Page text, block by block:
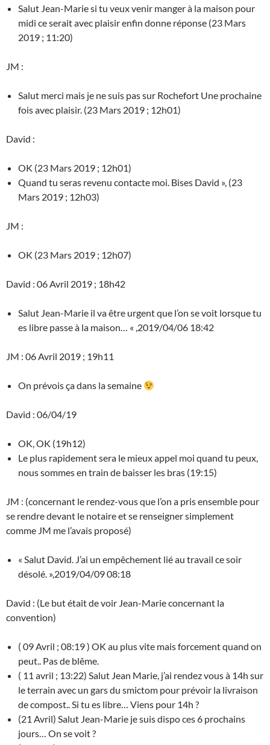
Salut Jean-Marie si tu veux venir manger à la maison pour
midi ce serait avec plaisir enfin donne réponse (23 Mars
2019 ; 11:20)
JM :
Salut merci mais je ne suis pas sur Rochefort Une prochaine
fois avec plaisir. (23 Mars 2019 ; 12h01)
David :
OK (23 Mars 2019 ; 12h01)
Quand tu seras revenu contacte moi. Bises David », (23
Mars 2019 ; 12h03)
JM :
OK (23 Mars 2019 ; 12h07)
David : 06 Avril 2019 ; 18h42
Salut Jean-Marie il va être urgent que l’on se voit lorsque tu
es libre passe à la maison… « ,2019/04/06 18:42
JM : 06 Avril 2019 ; 19h11
On prévois ça dans la semaine
David : 06/04/19
OK, OK (19h12)
Le plus rapidement sera le mieux appel moi quand tu peux,
nous sommes en train de baisser les bras (19:15)
JM : (concernant le rendez-vous que l’on a pris ensemble pour
se rendre devant le notaire et se renseigner simplement
comme JM me l’avais proposé)
« Salut David. J’ai un empêchement lié au travail ce soir
désolé. »,2019/04/09 08:18
David : (Le but était de voir Jean-Marie concernant la
convention)
( 09 Avril ; 08:19 ) OK au plus vite mais forcement quand on
peut.. Pas de blême.
( 11 avril ; 13:22) Salut Jean Marie, j’ai rendez vous à 14h sur
le terrain avec un gars du smictom pour prévoir la livraison
de compost.. Si tu es libre… Viens pour 14h ?
(21 Avril) Salut Jean-Marie je suis dispo ces 6 prochains
jours… On se voit ?